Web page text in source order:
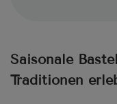
Saisonale
Traditionen